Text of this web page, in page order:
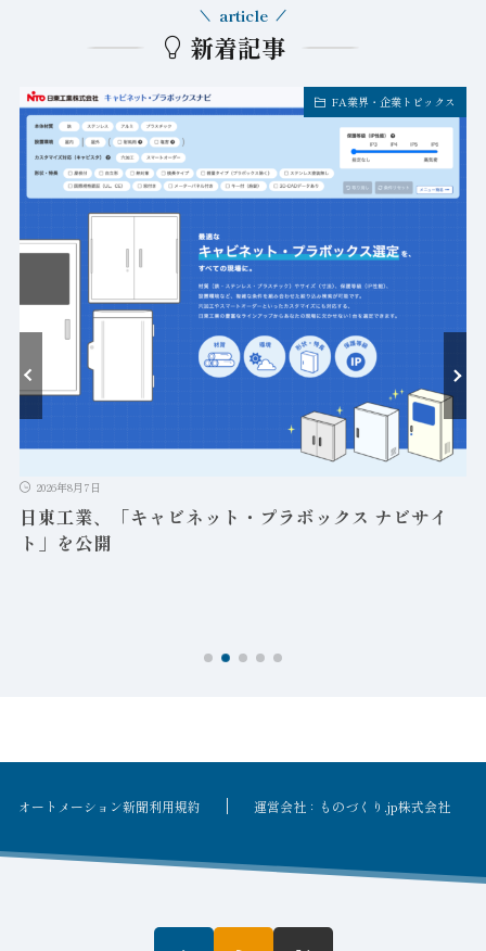
新着記事
article
FA業界・企業トピックス
2026年8月7日
日東工業、「キャビネット・プラボックス ナビサイ
ト」を公開
オートメーション新聞利用規約 運営会社：ものづくり.jp株式会社